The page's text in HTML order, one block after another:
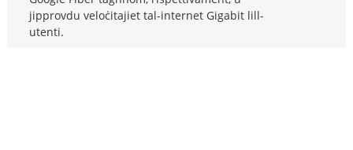
jipprovdu veloċitajiet tal-internet Gigabit lill-
utenti.